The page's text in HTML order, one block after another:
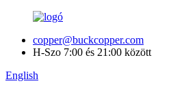
copper@buckcopper.com
H-Szo 7:00 és 21:00 között
English